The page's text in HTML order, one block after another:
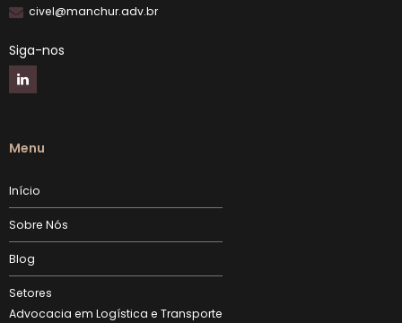
civel@manchur.adv.br
Siga-nos
Menu
Início
Sobre Nós
Blog
Setores
Advocacia em Logística e Transporte